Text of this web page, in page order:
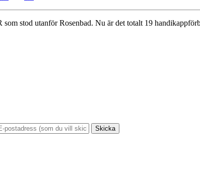
stod utanför Rosenbad. Nu är det totalt 19
Skicka